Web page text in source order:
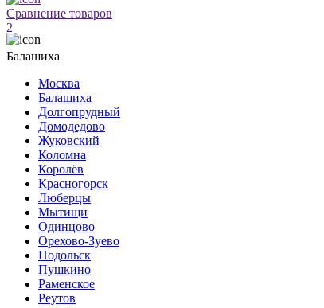
Сравнение товаров
2
Балашиха
Москва
Балашиха
Долгопрудный
Домодедово
Жуковский
Коломна
Королёв
Красногорск
Люберцы
Мытищи
Одинцово
Орехово-Зуево
Подольск
Пушкино
Раменское
Реутов